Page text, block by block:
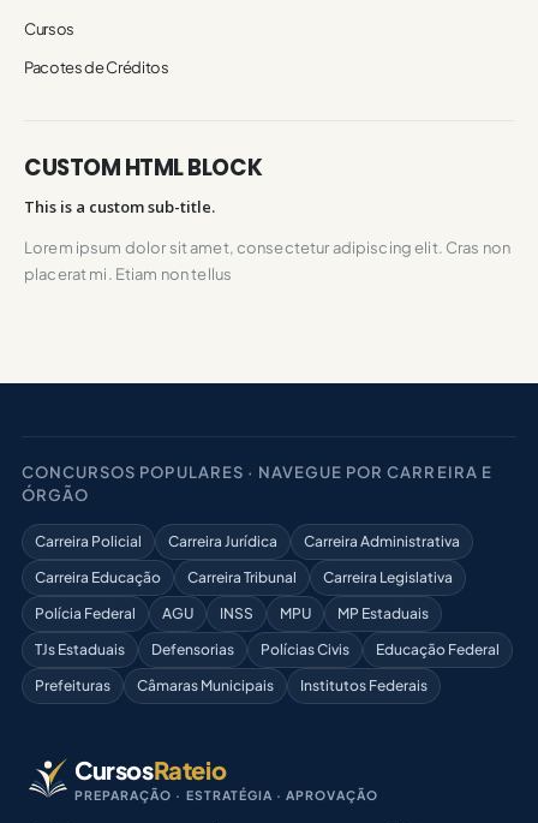
Cursos
Pacotes de Créditos
CUSTOM HTML BLOCK
This is a custom sub-title.
Lorem ipsum dolor sit amet, consectetur adipiscing elit. Cras non
placerat mi. Etiam non tellus
CONCURSOS POPULARES · NAVEGUE POR CARREIRA E
ÓRGÃO
Carreira Policial Carreira Jurídica
Carreira Administrativa
Carreira Educação
Carreira Tribunal
Carreira Legislativa
Polícia Federal
AGU INSS MPU
MP Estaduais
TJs Estaduais
Defensorias Polícias Civis
Educação Federal
Prefeituras
Câmaras Municipais Institutos Federais
CursosRateio
PREPARAÇÃO · ESTRATÉGIA · APROVAÇÃO